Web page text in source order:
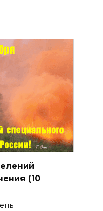
(10